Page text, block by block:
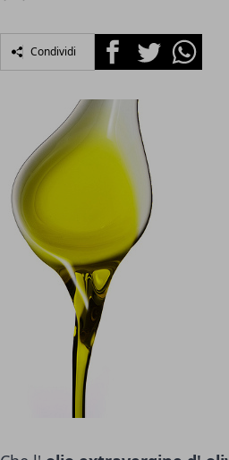
Condividi FacebookTwitterWhatsapp